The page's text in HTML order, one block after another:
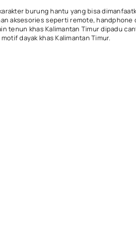
burung hantu yang bisa
aksesories seperti remote, handphone
tenun khas Kalimantan Timur dipadu
dayak khas Kalimantan Timur.